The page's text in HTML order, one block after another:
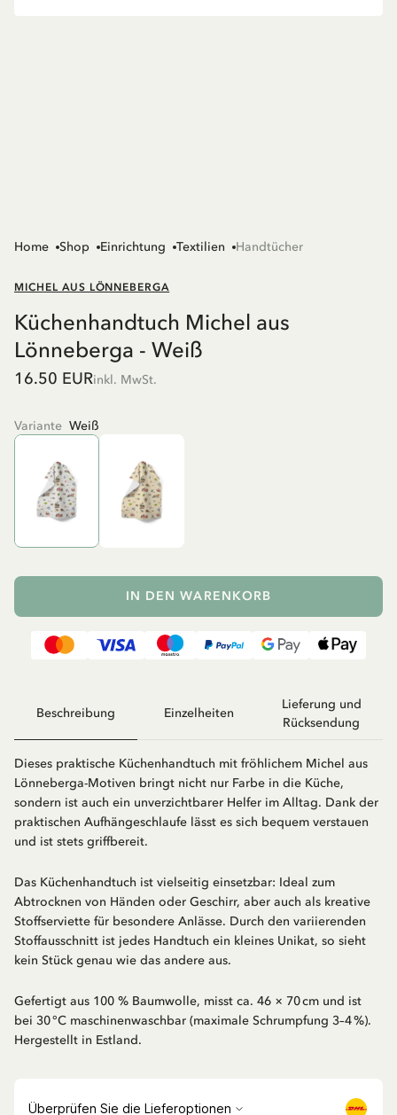
Home Shop Einrichtung Textilien Handtücher
MICHEL AUS LÖNNEBERGA
Küchenhandtuch Michel aus
Lönneberga - Weiß
16.50 EURinkl. MwSt.
Variante Weiß
IN DEN WARENKORB
Beschreibung Einzelheiten
Lieferung und
Rücksendung
Dieses praktische Küchenhandtuch mit fröhlichem Michel aus
Lönneberga-Motiven bringt nicht nur Farbe in die Küche,
sondern ist auch ein unverzichtbarer Helfer im Alltag. Dank der
praktischen Aufhängeschlaufe lässt es sich bequem verstauen
und ist stets griffbereit.
Das Küchenhandtuch ist vielseitig einsetzbar: Ideal zum
Abtrocknen von Händen oder Geschirr, aber auch als kreative
Stoffserviette für besondere Anlässe. Durch den variierenden
Stoffausschnitt ist jedes Handtuch ein kleines Unikat, so sieht
kein Stück genau wie das andere aus.
Gefertigt aus 100 % Baumwolle, misst ca. 46 × 70 cm und ist
bei 30 °C maschinenwaschbar (maximale Schrumpfung 3–4 %).
Hergestellt in Estland.